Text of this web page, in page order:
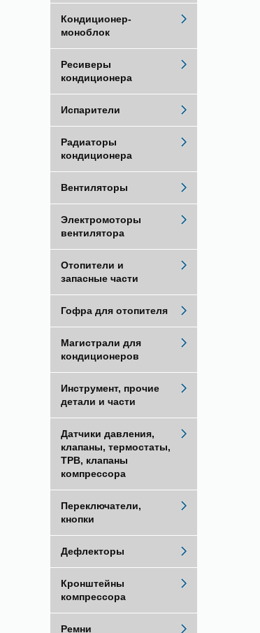
Кондиционер-
моноблок
Ресиверы
кондиционера
Испарители
Радиаторы
кондиционера
Вентиляторы
Электромоторы
вентилятора
Отопители и
запасные части
Гофра для отопителя
Магистрали для
кондиционеров
Инструмент, прочие
детали и части
Датчики давления,
клапаны, термостаты,
ТРВ, клапаны
компрессора
Переключатели,
кнопки
Дефлекторы
Кронштейны
компрессора
Ремни